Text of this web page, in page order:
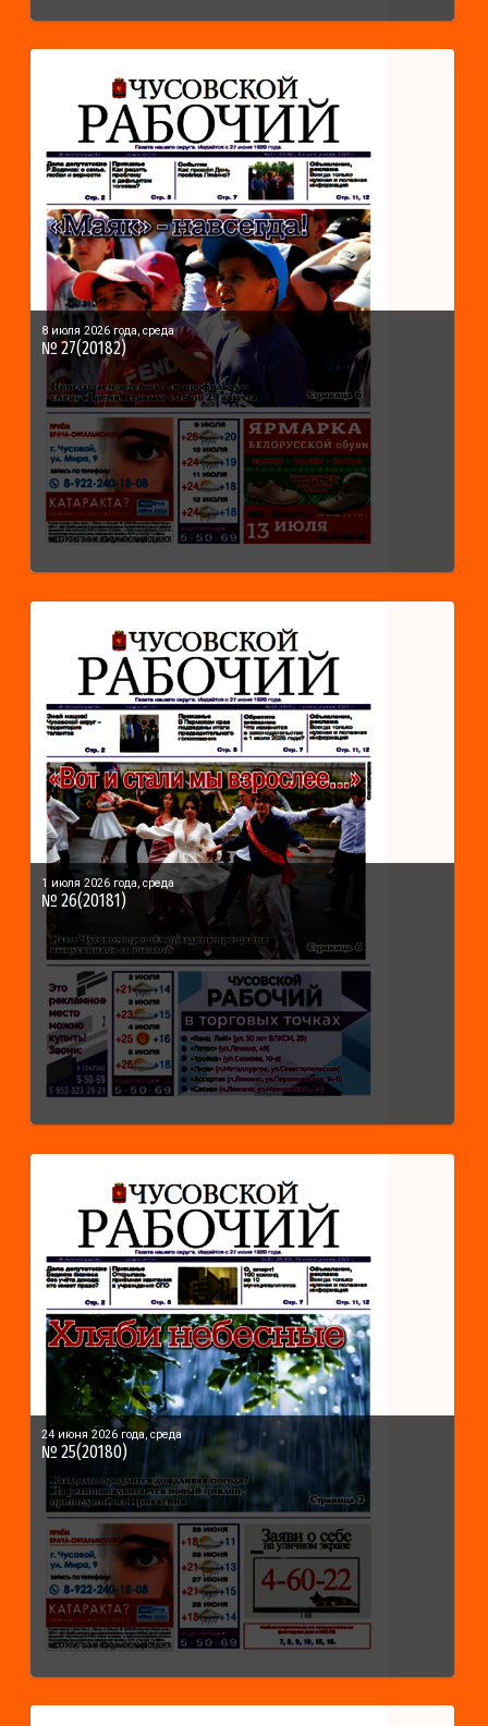
8 июля 2026 года, среда
№ 27(20182)
1 июля 2026 года, среда
№ 26(20181)
24 июня 2026 года, среда
№ 25(20180)